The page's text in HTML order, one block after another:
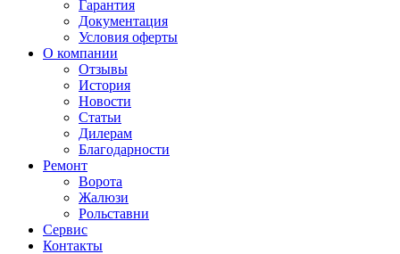
Гарантия
Документация
Условия оферты
О компании
Отзывы
История
Новости
Статьи
Дилерам
Благодарности
Ремонт
Ворота
Жалюзи
Рольставни
Сервис
Контакты